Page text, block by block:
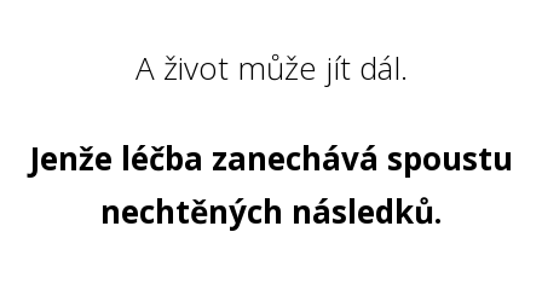
A život může jít dál.
Jenže léčba zanechává spoustu
nechtěných následků.